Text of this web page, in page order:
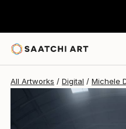
All Artworks Digital Michele